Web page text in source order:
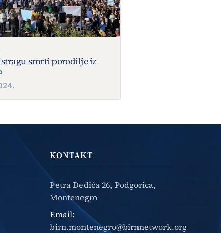
smrti porodilje iz
KONTAKT
Petra Dedića 26, Podgorica,
Montenegro
Email:
birn.montenegro@birnnetwork.org